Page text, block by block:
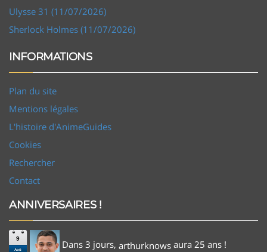
Ulysse 31 (11/07/2026)
Sherlock Holmes (11/07/2026)
INFORMATIONS
Plan du site
Mentions légales
L'histoire d'AnimeGuides
Cookies
Rechercher
Contact
ANNIVERSAIRES !
9
Aoû Dans 3 jours, arthurknows aura 25 ans !